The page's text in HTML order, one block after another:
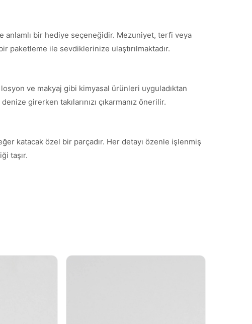
bir hediye seçeneğidir. Mezuniyet, terfi veya
paketleme ile sevdiklerinize ulaştırılmaktadır.
losyon ve makyaj gibi kimyasal ürünleri uyguladıktan
girerken takılarınızı çıkarmanız önerilir.
katacak özel bir parçadır. Her detayı özenle işlenmiş
taşır.